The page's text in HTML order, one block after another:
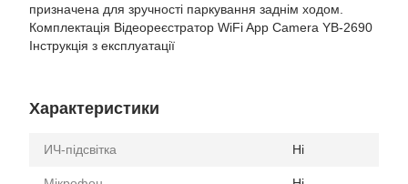
призначена для зручності паркування заднім ходом.
Комплектація Відеореєстратор WiFi App Camera YB-2690
Інструкція з експлуатації
Характеристики
ИЧ-підсвітка Ні